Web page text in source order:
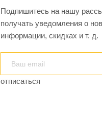
Подпишитесь на нашу
получать уведомления о
информации, скидках и т. д.
отписаться